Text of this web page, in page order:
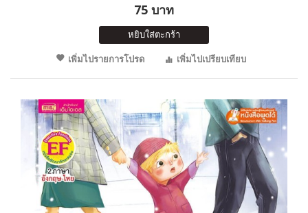
75 บาท
หยิบใส่ตะกร้า
เพิ่มไปรายการโปรด
เพิ่มไปเปรียบเทียบ